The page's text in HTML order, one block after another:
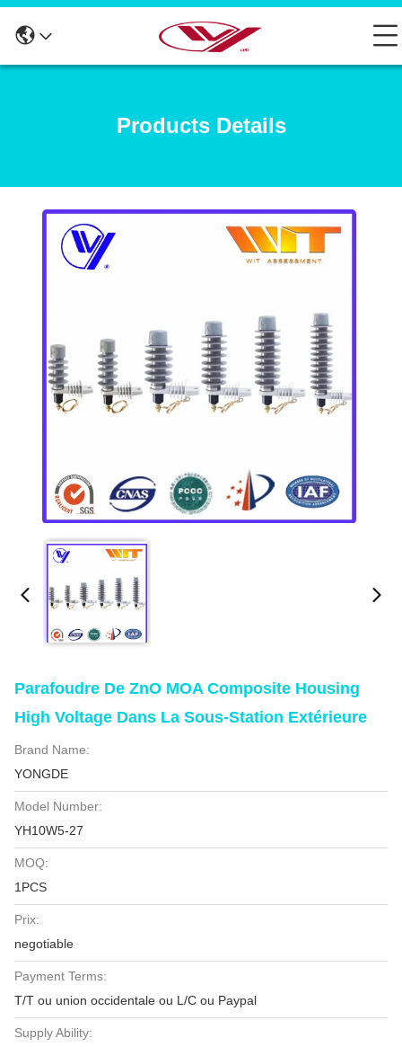
Products Details
Parafoudre De ZnO MOA Composite Housing
High Voltage Dans La Sous-Station Extérieure
Brand Name:
YONGDE
Model Number:
YH10W5-27
MOQ:
1PCS
Prix:
negotiable
Payment Terms:
T/T ou union occidentale ou L/C ou Paypal
Supply Ability: